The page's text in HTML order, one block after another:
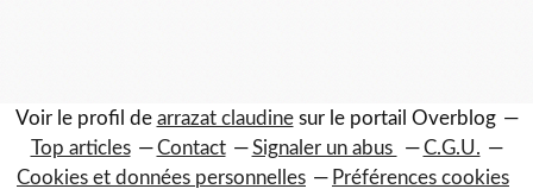
Voir le profil de arrazat claudinesur le portail Overblog
Top articles
Contact Signaler un abus
C.G.U.
Cookies et données personnelles
Préférences cookies